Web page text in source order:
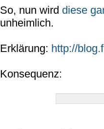
So, nun wird diese
unheimlich.
Erklärung: http://
Konsequenz: